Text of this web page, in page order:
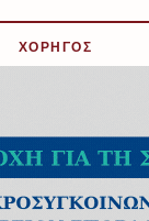
ΧΟΡΗΓΟΣ